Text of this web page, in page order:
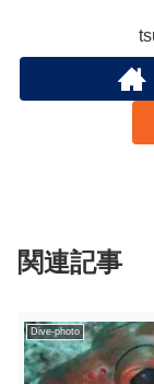
関連記事
Dive-photo